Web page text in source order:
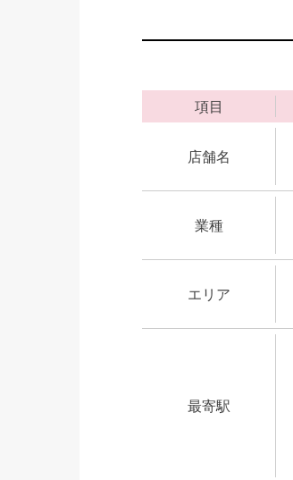
項目
店舗名
業種
エリア
最寄駅